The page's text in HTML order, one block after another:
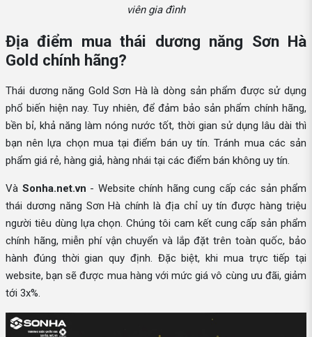
viên gia đình
Địa điểm mua thái dương năng Sơn Hà
Gold chính hãng?
Thái dương năng Gold Sơn Hà là dòng sản phẩm được sử dụng
phổ biến hiện nay. Tuy nhiên, để đảm bảo sản phẩm chính hãng,
bền bỉ, khả năng làm nóng nước tốt, thời gian sử dụng lâu dài thì
bạn nên lựa chọn mua tại điểm bán uy tín. Tránh mua các sản
phẩm giá rẻ, hàng giả, hàng nhái tại các điểm bán không uy tín.
Và Sonha.net.vn - Website chính hãng cung cấp các sản phẩm
thái dương năng Sơn Hà chính là địa chỉ uy tín được hàng triệu
người tiêu dùng lựa chọn. Chúng tôi cam kết cung cấp sản phẩm
chính hãng, miễn phí vận chuyển và lắp đặt trên toàn quốc, bảo
hành đúng thời gian quy định. Đặc biệt, khi mua trực tiếp tại
website, bạn sẽ được mua hàng với mức giá vô cùng ưu đãi, giảm
tới 3x%.